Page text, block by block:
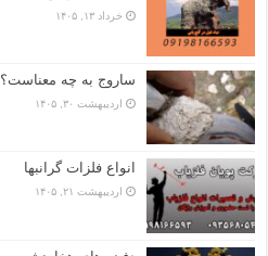
خرداد ۱۳, ۱۴۰۵
ساروج به چه معناست؟
اردیبهشت ۳۰, ۱۴۰۵
انواع فلزات گرانبها
اردیبهشت ۲۱, ۱۴۰۵